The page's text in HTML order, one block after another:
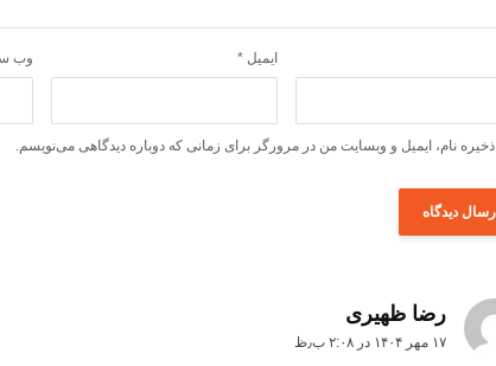
ایمیل * وب‌
ذخیره نام، ایمیل و وبسایت من در مرورگر برای زمانی که دوباره دیدگاهی می‌نویسم.
رضا ظهیری
۱۷ مهر ۱۴۰۴ در ۲:۰۸ ب٫ظ